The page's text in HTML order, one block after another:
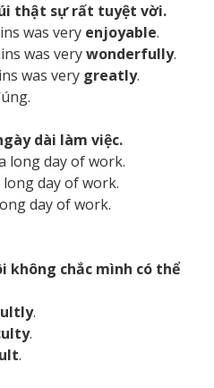
thật sự rất tuyệt vời.
was very enjoyable.
was verywonderfully.
was very greatly.
dài làm việc.
long day of work.
day of work.
day of work.
không chắc mình có thể
.
.
.